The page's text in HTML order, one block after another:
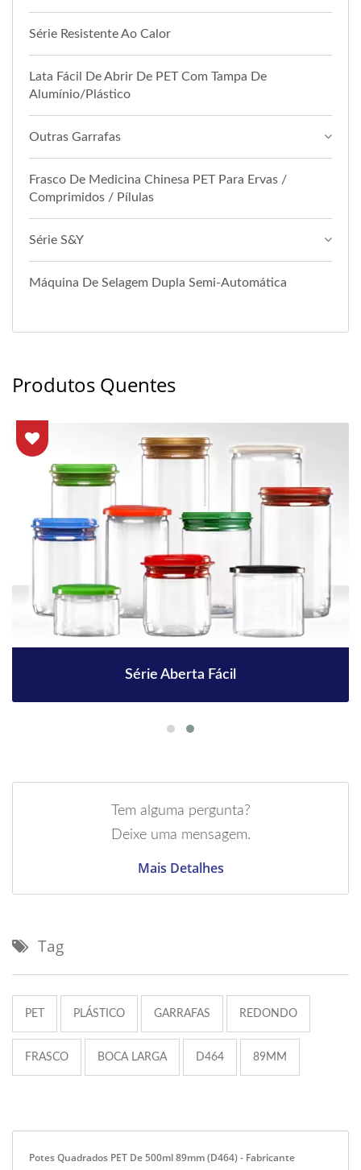
Série Resistente Ao Calor
Lata Fácil De Abrir De PET Com Tampa De
Alumínio/Plástico
Outras Garrafas
Frasco De Medicina Chinesa PET Para Ervas /
Comprimidos / Pílulas
Série S&Y
Máquina De Selagem Dupla Semi-Automática
Produtos Quentes
Série Aberta Fácil
Tem alguma pergunta?
Deixe uma mensagem.
Mais Detalhes
Tag
PET PLÁSTICO GARRAFAS REDONDO
FRASCO BOCA LARGA D464 89MM
Potes Quadrados PET De 500ml 89mm (D464) - Fabricante